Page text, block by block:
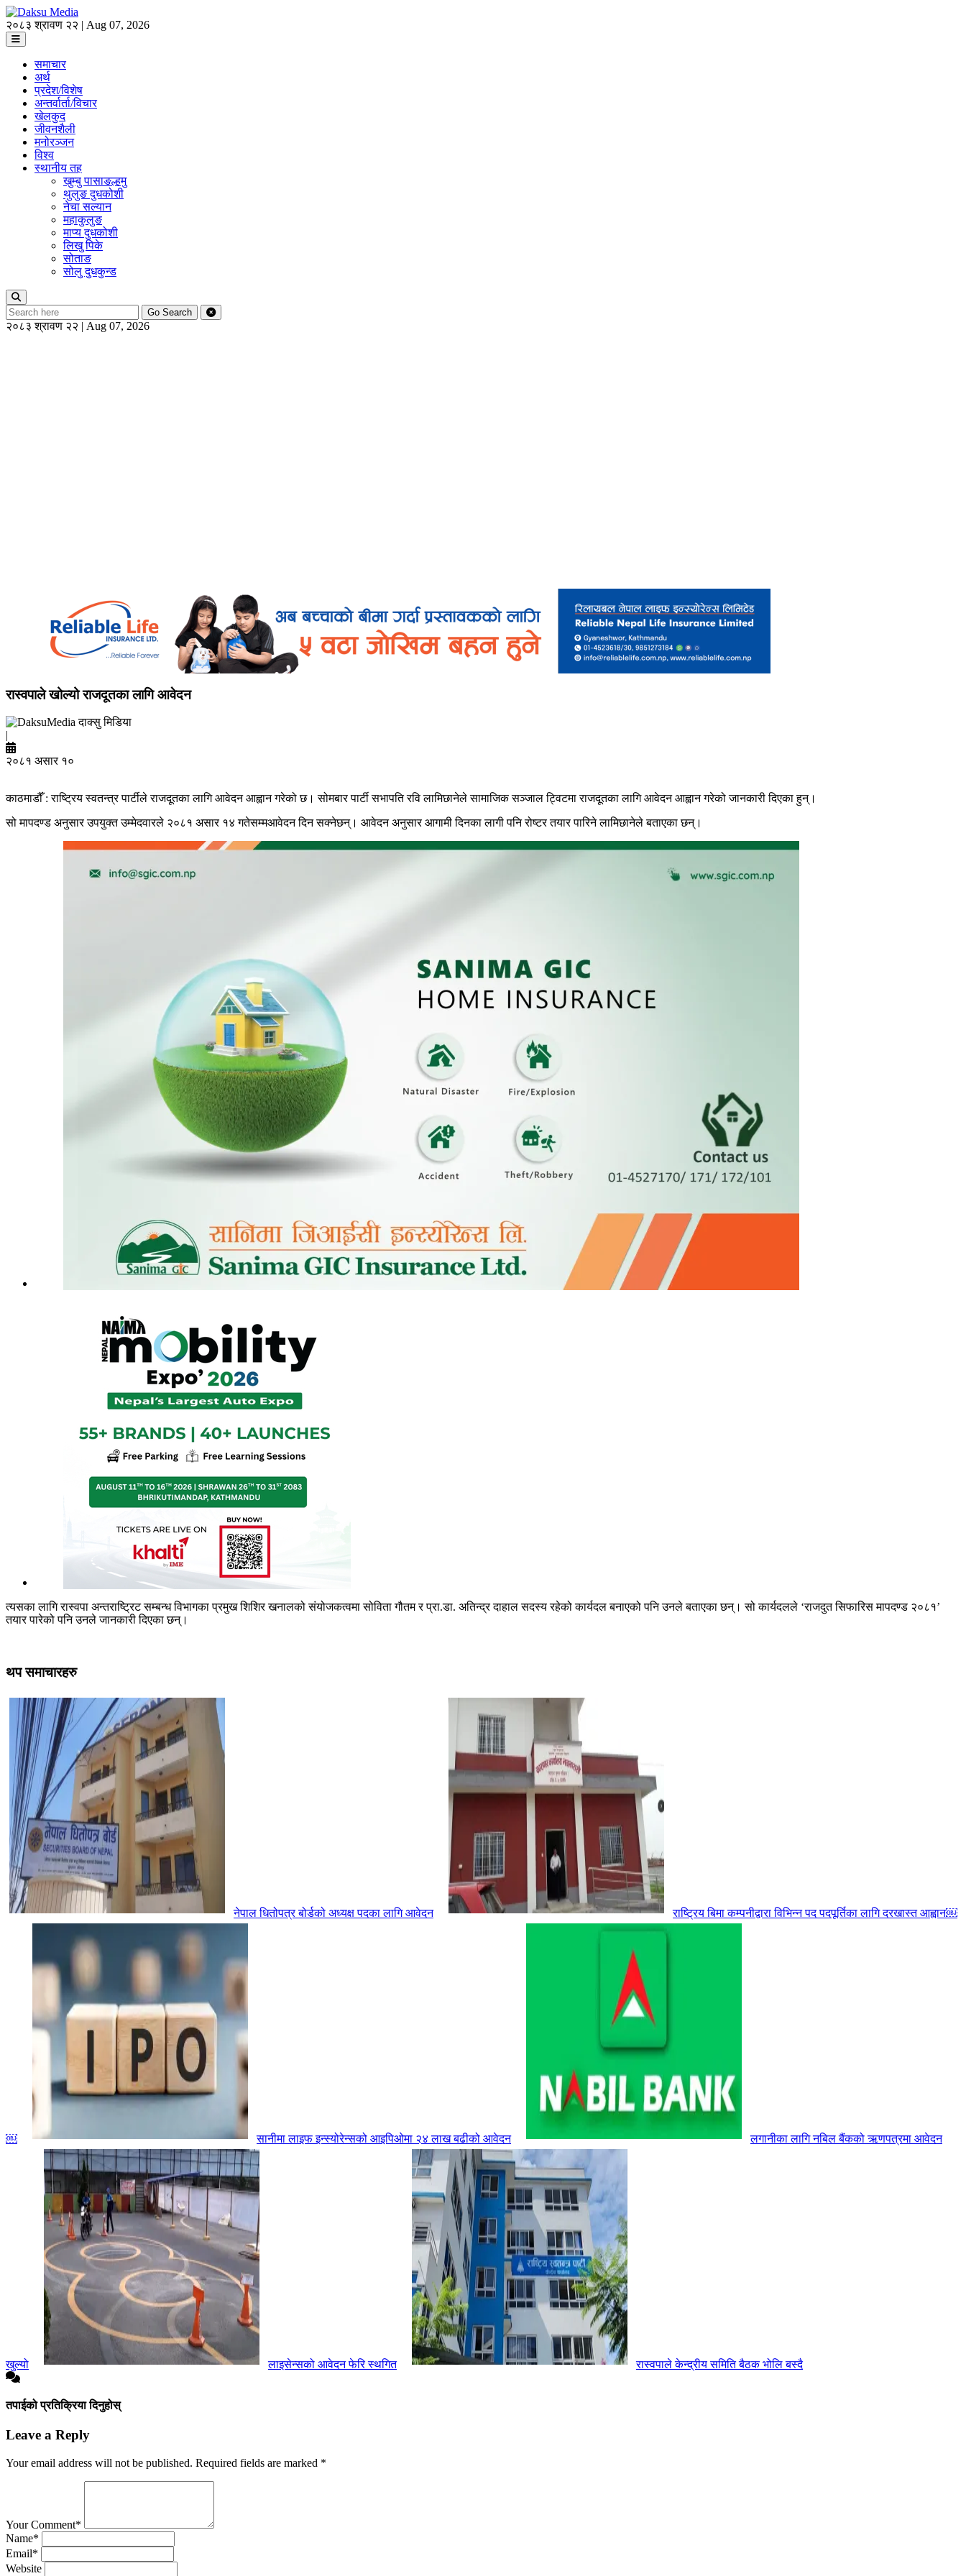
२०८३ श्रावण २२ | Aug 07, 2026
समाचार
अर्थ
प्रदेश/विशेष
अन्तर्वार्ता/विचार
खेलकुद
जीवनशैली
मनोरञ्जन
विश्व
स्थानीय तह
खुम्बु पासाङल्हमु
थुलुङ दुधकोशी
नेचा सल्यान
महाकुलुङ
माप्य दुधकोशी
लिखु पिके
सोताङ
सोलु दुधकुन्ड
Go Search
२०८३ श्रावण २२ | Aug 07, 2026
रास्वपाले खोल्यो राजदूतका लागि आवेदन
दाक्सु मिडिया
|
२०८१ असार १०
काठमाडौँ : राष्ट्रिय स्वतन्त्र पार्टीले राजदूतका लागि आवेदन आह्वान गरेको छ। सोमबार पार्टी सभापति रवि लामिछानेले सामाजिक सञ्जाल ट्विटमा राजदूतका लागि आवेदन आह्वान गरेको जानकारी दिएका हुन्।
सो मापदण्ड अनुसार उपयुक्त उम्मेदवारले २०८१ असार १४ गतेसम्मआवेदन दिन सक्नेछन्। आवेदन अनुसार आगामी दिनका लागी पनि रोष्टर तयार पारिने लामिछानेले बताएका छन्।
त्यसका लागि रास्वपा अन्तराष्ट्रिट सम्बन्ध विभागका प्रमुख शिशिर खनालको संयोजकत्वमा सोविता गौतम र प्रा.डा. अतिन्द्र दाहाल सदस्य रहेको कार्यदल बनाएको पनि उनले बताएका छन्। सो कार्यदलले ‘राजदुत सिफारिस मापदण्ड २०८१’
तयार पारेको पनि उनले जानकारी दिएका छन्।
थप समाचारहरु
नेपाल धितोपत्र बोर्डको अध्यक्ष पदका लागि आवेदन राष्ट्रिय बिमा कम्पनीद्वारा विभिन्न पद पदपूर्तिका लागि दरखास्त आह्वान￼
￼ सानीमा लाइफ इन्स्योरेन्सको आइपिओमा २४ लाख बढीको आवेदन लगानीका लागि नबिल बैंकको ऋणपत्रमा आवेदन
खुल्यो लाइसेन्सको आवेदन फेरि स्थगित रास्वपाले केन्द्रीय समिति बैठक भोलि बस्दै
तपाईको प्रतिक्रिया दिनुहोस्
Leave a Reply
Your email address will not be published. Required fields are marked *
Your Comment*
Name*
Email*
Website